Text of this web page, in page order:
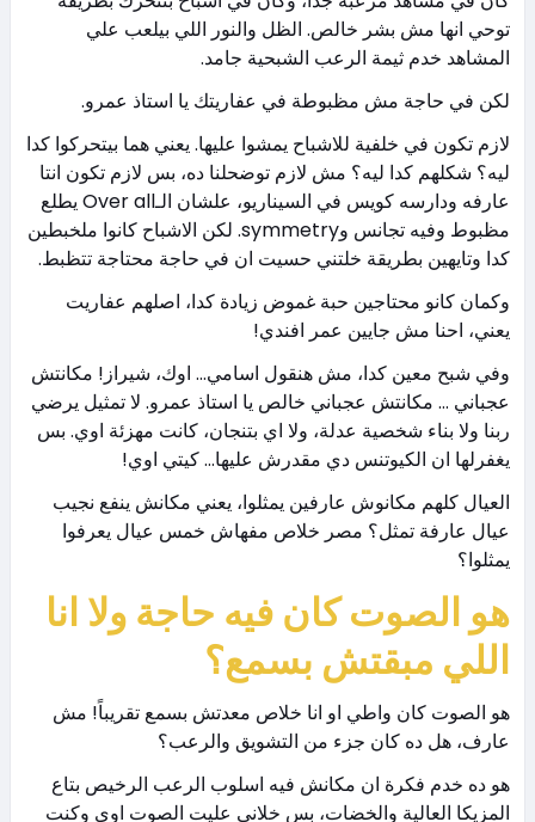
توحي انها مش بشر خالص. الظل والنور اللي بيلعب علي
المشاهد خدم ثيمة الرعب الشبحية جامد.
لكن في حاجة مش مظبوطة في عفاريتك يا استاذ عمرو.
لازم تكون في خلفية للاشباح يمشوا عليها. يعني هما بيتحركوا كدا
ليه؟ شكلهم كدا ليه؟ مش لازم توضحلنا ده، بس لازم تكون انتا
عارفه ودارسه كويس في السيناريو، علشان الـOver all يطلع
مظبوط وفيه تجانس وsymmetry. لكن الاشباح كانوا ملخبطين
كدا وتايهين بطريقة خلتني حسيت ان في حاجة محتاجة تتظبط.
وكمان كانو محتاجين حبة غموض زيادة كدا، اصلهم عفاريت
يعني، احنا مش جايين عمر افندي!
وفي شبح معين كدا، مش هنقول اسامي… اوك، شيراز! مكانتش
عجباني … مكانتش عجباني خالص يا استاذ عمرو. لا تمثيل يرضي
ربنا ولا بناء شخصية عدلة، ولا اي بتنجان، كانت مهزئة اوي. بس
يغفرلها ان الكيوتنس دي مقدرش عليها… كيتي اوي!
العيال كلهم مكانوش عارفين يمثلوا، يعني مكانش ينفع نجيب
عيال عارفة تمثل؟ مصر خلاص مفهاش خمس عيال يعرفوا
يمثلوا؟
هو الصوت كان فيه حاجة ولا انا
اللي مبقتش بسمع؟
هو الصوت كان واطي او انا خلاص معدتش بسمع تقريباً! مش
عارف، هل ده كان جزء من التشويق والرعب؟
هو ده خدم فكرة ان مكانش فيه اسلوب الرعب الرخيص بتاع
المزيكا العالية والخضات، بس خلاني عليت الصوت اوي وكنت